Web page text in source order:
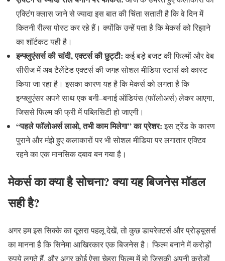
एक्टिंग क्लास जाने से ज्यादा इस बात की चिंता सताती है कि वे दिन में
कितनी रील्स पोस्ट कर रहे हैं। क्योंकि उन्हें पता है कि मेकर्स को रिझाने
का शॉर्टकट यही है।
इन्फ्लुएंसर्सकीचांदी,एक्टर्सकीछुट्टी: कई बड़े बजट की फिल्मों और वेब
सीरीज में अब टैलेंटेड एक्टर्स की जगह सोशल मीडिया स्टार्स को कास्ट
किया जा रहा है। इसका कारण यह है कि मेकर्स को लगता है कि
इन्फ्लुएंसर अपने साथ एक बनी–बनाई ऑडियंस(फॉलोअर्स)लेकर आएगा,
जिससे फिल्म की फ्री में पब्लिसिटी हो जाएगी।
“पहलेफॉलोअर्सलाओ,तभीकाममिलेगा”काप्रेशर: इस ट्रेंड के कारण
पुराने और मंझे हुए कलाकारों पर भी सोशल मीडिया पर लगातार एक्टिव
रहने का एक मानसिक दबाव बन गया है।
मेकर्सकाक्याहैसोचना?क्यायहबिजनेसमॉडल
सहीहै?
अगर हम इस सिक्के का दूसरा पहलू देखें,तो कुछ डायरेक्टर्स और प्रोड्यूसर्स
का मानना है कि सिनेमा आखिरकार एक बिजनेस है। फिल्म बनाने में करोड़ों
रुपये लगते हैं, और अगर कोई ऐसा चेहरा फिल्म में हो जिसकी अपनी करोड़ों